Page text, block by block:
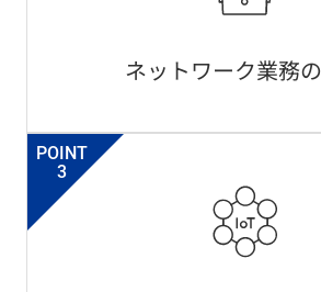
ネットワーク業務
POINT
3